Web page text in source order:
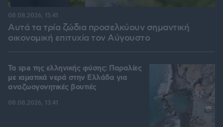
Αυτά τα τρία ζώδια προσελκύουν σημαντική
οικονομική επιτυχία τον Αύγουστο
08.08.2026, 15:41
Τα spa της ελληνικής φύσης: Παραλίες
με ιαματικά νερά στην Ελλάδα για
αναζωογονητικές βουτιές
08.08.2026, 13:41